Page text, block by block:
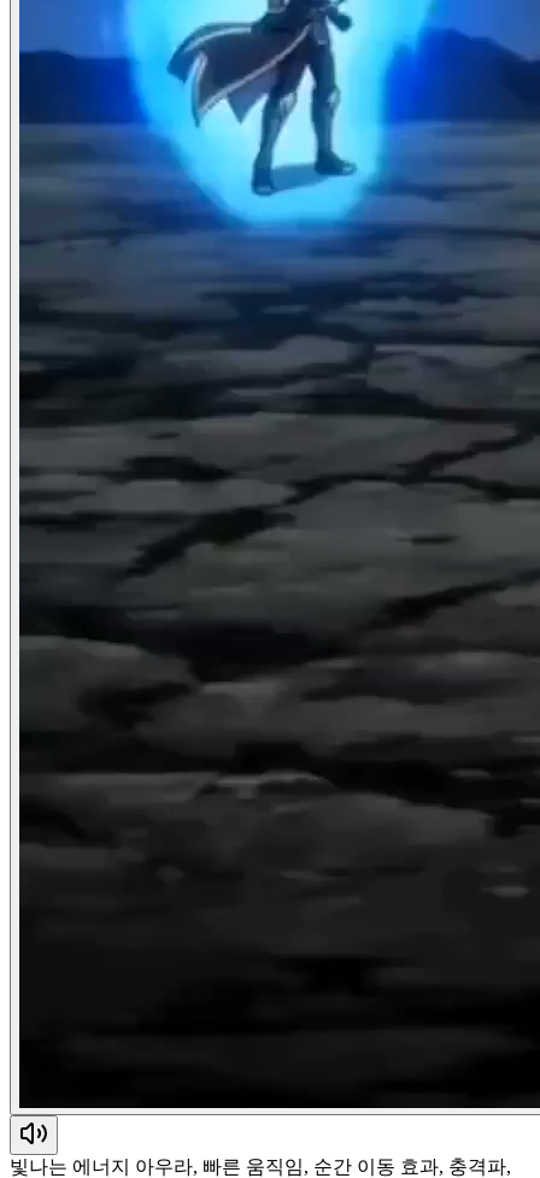
빛나는 에너지 아우라, 빠른 움직임, 순간 이동 효과, 충격파,